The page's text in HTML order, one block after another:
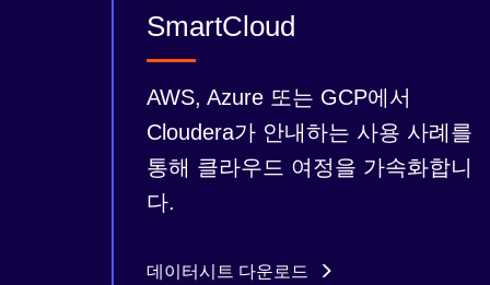
SmartCloud
AWS, Azure 또는 GCP에서
Cloudera가 안내하는 사용 사례를
통해 클라우드 여정을 가속화합니
다.
데이터시트 다운로드